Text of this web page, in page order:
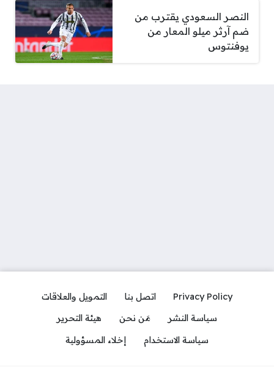
النصر السعودي يقترب من
ضم آرثر ميلو المعار من
يوفنتوس
Privacy Policy اتصل بنا
التمويل والعلاقات
سياسة النشر
مَن نحن
هيئة التحرير
سياسة الاستخدام
إخلاء المسؤولية